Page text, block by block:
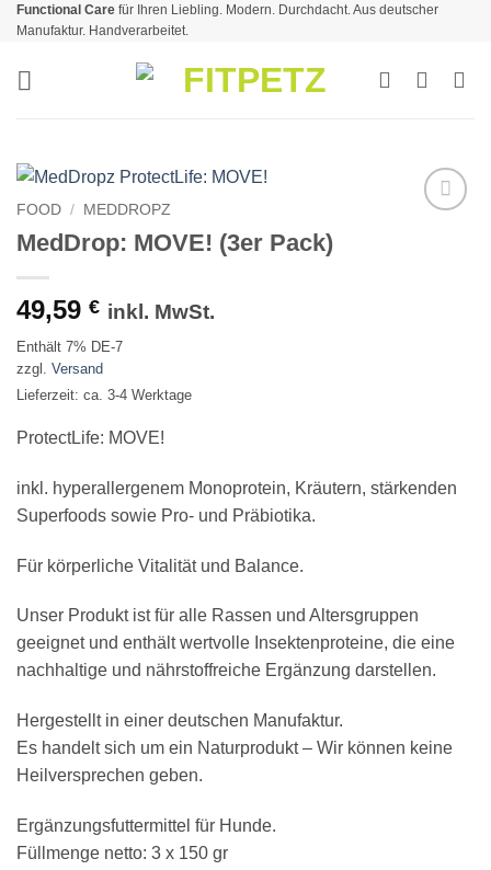
Zum
Inhalt
springen
Functional Care für Ihren Liebling. Modern. Durchdacht. Aus deutscher
Manufaktur. Handverarbeitet.
FOOD / MEDDROPZ
MedDrop: MOVE! (3er Pack)
49,59 € inkl. MwSt.
Enthält 7% DE-7
zzgl. Versand
Lieferzeit: ca. 3-4 Werktage
ProtectLife: MOVE!
inkl. hyperallergenem Monoprotein, Kräutern, stärkenden
Superfoods sowie Pro- und Präbiotika.
Für körperliche Vitalität und Balance.
Unser Produkt ist für alle Rassen und Altersgruppen
geeignet und enthält wertvolle Insektenproteine, die eine
nachhaltige und nährstoffreiche Ergänzung darstellen.
Hergestellt in einer deutschen Manufaktur.
Es handelt sich um ein Naturprodukt – Wir können keine
Heilversprechen geben.
Ergänzungsfuttermittel für Hunde.
Füllmenge netto: 3 x 150 gr